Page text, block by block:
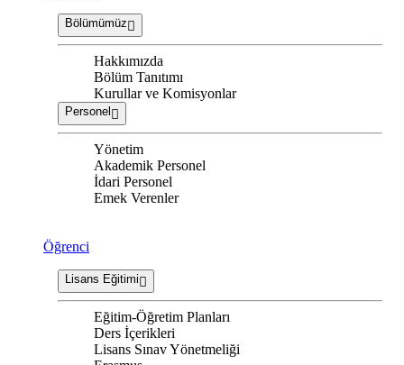
Bölümümüz
Hakkımızda
Bölüm Tanıtımı
Kurullar ve Komisyonlar
Personel
Yönetim
Akademik Personel
İdari Personel
Emek Verenler
Öğrenci
Lisans Eğitimi
Eğitim-Öğretim Planları
Ders İçerikleri
Lisans Sınav Yönetmeliği